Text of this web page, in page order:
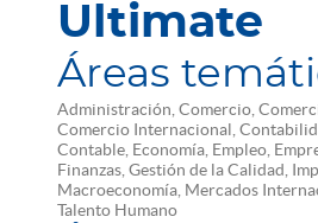
Ultimate
Áreas
Administración, Comercio,
Comercio Internacional,
Contable, Economía, Empleo,
Finanzas, Gestión de la Calidad,
Macroeconomía, Mercados
Talento Humano